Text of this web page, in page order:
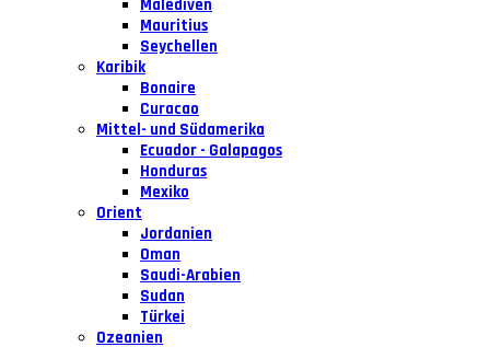
Malediven
Mauritius
Seychellen
Karibik
Bonaire
Curacao
Mittel- und Südamerika
Ecuador - Galapagos
Honduras
Mexiko
Orient
Jordanien
Oman
Saudi-Arabien
Sudan
Türkei
Ozeanien